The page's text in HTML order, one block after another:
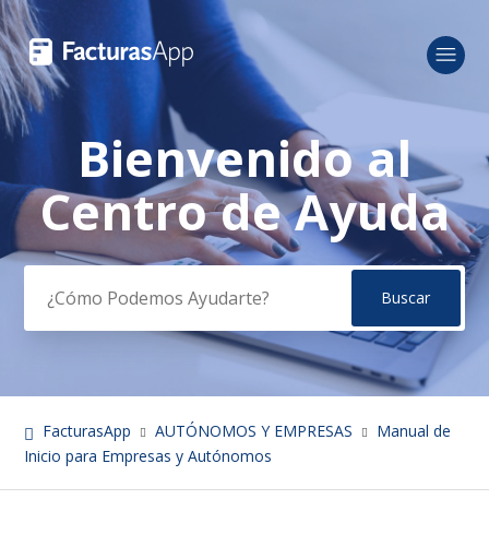
Búsqueda
Bienvenido al
Centro de Ayuda
FacturasApp AUTÓNOMOS Y EMPRESAS
Manual de
Inicio para Empresas y Autónomos